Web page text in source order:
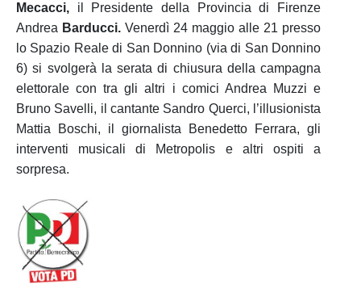
Mecacci, il Presidente della Provincia di Firenze
Andrea Barducci. Venerdì 24 maggio alle 21 presso
lo Spazio Reale di San Donnino (via di San Donnino
6) si svolgerà la serata di chiusura della campagna
elettorale con tra gli altri i comici Andrea Muzzi e
Bruno Savelli, il cantante Sandro Querci, l’illusionista
Mattia Boschi, il giornalista Benedetto Ferrara, gli
interventi musicali di Metropolis e altri ospiti a
sorpresa.